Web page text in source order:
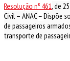
Resolução nº 461 , de
Civil – ANAC– Dispõe
de passageiros
transporte de